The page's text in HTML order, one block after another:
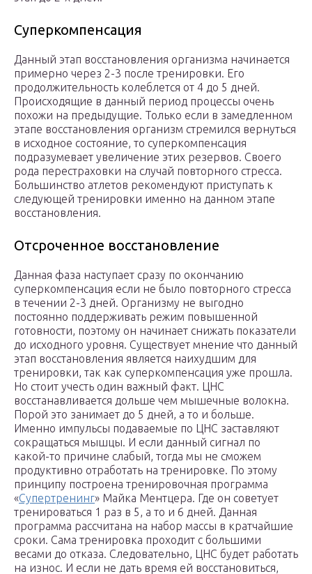
Суперкомпенсация
Данный этап восстановления организма начинается
примерно через 2-3 после тренировки. Его
продолжительность колеблется от 4 до 5 дней.
Происходящие в данный период процессы очень
похожи на предыдущие. Только если в замедленном
этапе восстановления организм стремился вернуться
в исходное состояние, то суперкомпенсация
подразумевает увеличение этих резервов. Своего
рода перестраховки на случай повторного стресса.
Большинство атлетов рекомендуют приступать к
следующей тренировки именно на данном этапе
восстановления.
Отсроченное восстановление
Данная фаза наступает сразу по окончанию
суперкомпенсация если не было повторного стресса
в течении 2-3 дней. Организму не выгодно
постоянно поддерживать режим повышенной
готовности, поэтому он начинает снижать показатели
до исходного уровня. Существует мнение что данный
этап восстановления является наихудшим для
тренировки, так как суперкомпенсация уже прошла.
Но стоит учесть один важный факт. ЦНС
восстанавливается дольше чем мышечные волокна.
Порой это занимает до 5 дней, а то и больше.
Именно импульсы подаваемые по ЦНС заставляют
сокращаться мышцы. И если данный сигнал по
какой-то причине слабый, тогда мы не сможем
продуктивно отработать на тренировке. По этому
принципу построена тренировочная программа
«Супертренинг» Майка Ментцера. Где он советует
тренироваться 1 раз в 5, а то и 6 дней. Данная
программа рассчитана на набор массы в кратчайшие
сроки. Сама тренировка проходит с большими
весами до отказа. Следовательно, ЦНС будет работать
на износ. И если не дать время ей восстановиться,